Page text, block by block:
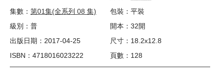
集數： 第01集(全系列 08 集)
包裝：平裝
級別：普
開本：32開
出版日期：2017-04-25
尺寸：18.2x12.8
ISBN：4718016023222
頁數：128